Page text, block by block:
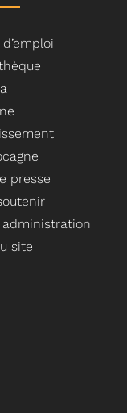
presse
administration
site